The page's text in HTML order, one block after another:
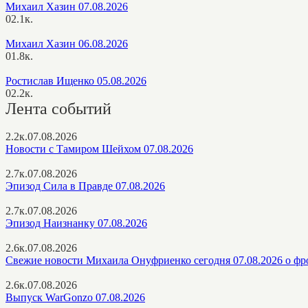
Михаил Хазин 07.08.2026
02.1к.
Михаил Хазин 06.08.2026
01.8к.
Ростислав Ищенко 05.08.2026
02.2к.
Лента событий
2.2к.07.08.2026
Новости с Тамиром Шейхом 07.08.2026
2.7к.07.08.2026
Эпизод Сила в Правде 07.08.2026
2.7к.07.08.2026
Эпизод Наизнанку 07.08.2026
2.6к.07.08.2026
Свежие новости Михаила Онуфриенко сегодня 07.08.2026 о
2.6к.07.08.2026
Выпуск WarGonzo 07.08.2026